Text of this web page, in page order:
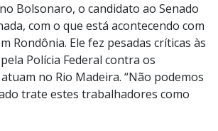
Bolsonaro, o candidato ao Senado
com o que está acontecendo com
Rondônia. Ele fez pesadas críticas às
Polícia Federal contra os
no Rio Madeira. “Não podemos
trate estes trabalhadores como